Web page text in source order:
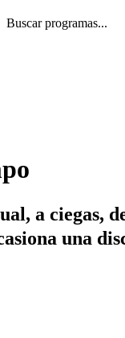
a ciegas,
una